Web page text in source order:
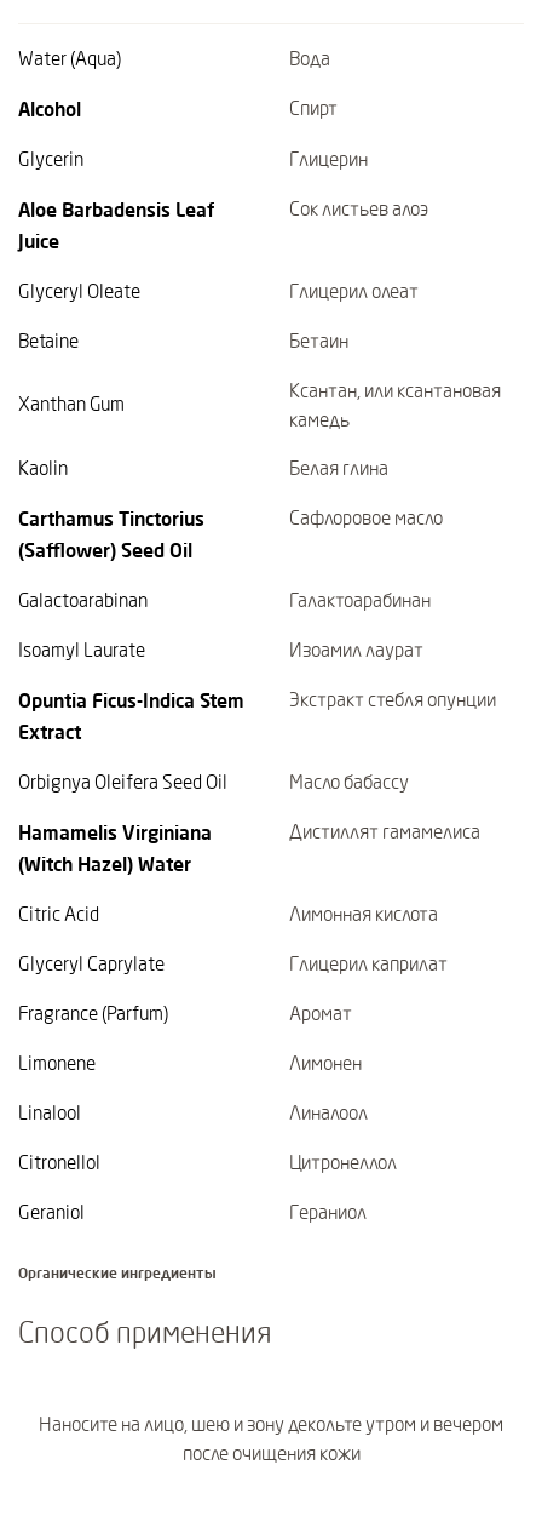
Water (Aqua) Вода
Alcohol Спирт
Glycerin Глицерин
Aloe Barbadensis Leaf
Juice
Сок листьев алоэ
Glyceryl Oleate Глицерил олеат
Betaine Бетаин
Xanthan Gum
Ксантан, или ксантановая
камедь
Kaolin
Белая глина
Carthamus Tinctorius
(Safflower) Seed Oil
Сафлоровое масло
Galactoarabinan Галактоарабинан
Isoamyl Laurate Изоамил лаурат
Opuntia Ficus-Indica Stem
Extract
Экстракт стебля опунции
Orbignya Oleifera Seed Oil Масло бабассу
Hamamelis Virginiana
(Witch Hazel) Water
Дистиллят гамамелиса
Citric Acid Лимонная кислота
Glyceryl Caprylate Глицерил каприлат
Fragrance (Parfum) Аромат
Limonene Лимонен
Linalool Линалоол
Citronellol Цитронеллол
Geraniol Гераниол
Органические ингредиенты
Способ применения
Наносите на лицо, шею и зону декольте утром и вечером
после очищения кожи